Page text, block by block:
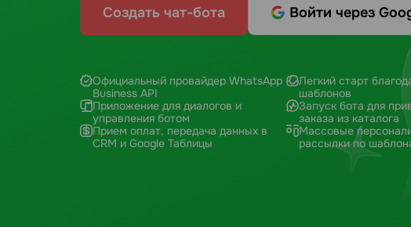
Создать чат-бота Войти через
Официальный провайдер WhatsApp
Business API
Легкий старт
шаблонов
Приложение для диалогов и
управления ботом
Запуск бота для
заказа из каталога
Прием оплат, передача данных в
CRM и Google Таблицы
Массовые
рассылки по